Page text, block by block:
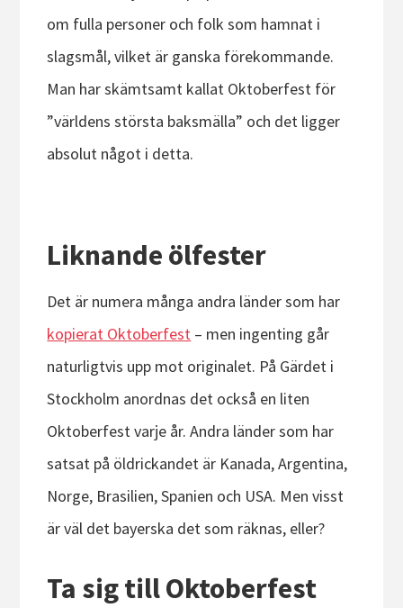
om fulla personer och folk som hamnat i
slagsmål, vilket är ganska förekommande.
Man har skämtsamt kallat Oktoberfest för
”världens största baksmälla” och det ligger
absolut något i detta.
Liknande ölfester
Det är numera många andra länder som har
kopierat Oktoberfest – men ingenting går
naturligtvis upp mot originalet. På Gärdet i
Stockholm anordnas det också en liten
Oktoberfest varje år. Andra länder som har
satsat på öldrickandet är Kanada, Argentina,
Norge, Brasilien, Spanien och USA. Men visst
är väl det bayerska det som räknas, eller?
Ta sig till Oktoberfest